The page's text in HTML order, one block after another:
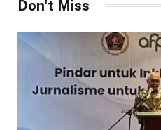
Don't Miss